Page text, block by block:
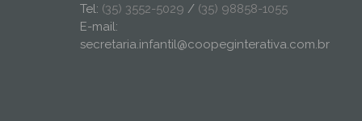
Tel: (35) 3552-5029 / (35) 98858-1055
E-mail:
secretaria.infantil@coopeginterativa.com.br